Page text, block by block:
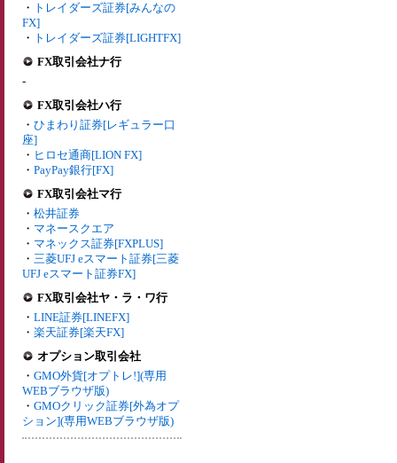
・ トレイダーズ証券[みんなの
FX]
・ トレイダーズ証券[LIGHTFX]
FX取引会社ナ行
-
FX取引会社ハ行
・ ひまわり証券[レギュラー口
座]
・ ヒロセ通商[LION FX]
・ PayPay銀行[FX]
FX取引会社マ行
・ 松井証券
・ マネースクエア
・ マネックス証券[FXPLUS]
・ 三菱UFJ eスマート証券[三菱
UFJ eスマート証券FX]
FX取引会社ヤ・ラ・ワ行
・ LINE証券[LINEFX]
・ 楽天証券[楽天FX]
オプション取引会社
・ GMO外貨[オプトレ!](専用
WEBブラウザ版)
・ GMOクリック証券[外為オプ
ション](専用WEBブラウザ版)